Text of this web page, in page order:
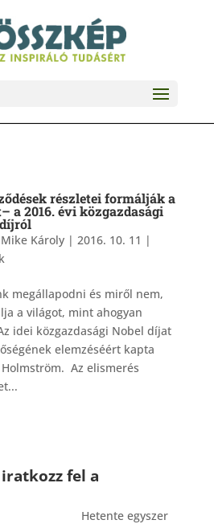
részletei formálják a
a 2016. évi közgazdasági
Mike Károly| 2016. 10. 11 |
megállapodni és miről nem,
a világot, mint ahogyan
idei közgazdasági Nobel díjat
elemzéséért kapta
Az elismerés
fel a
Hetente egyszer